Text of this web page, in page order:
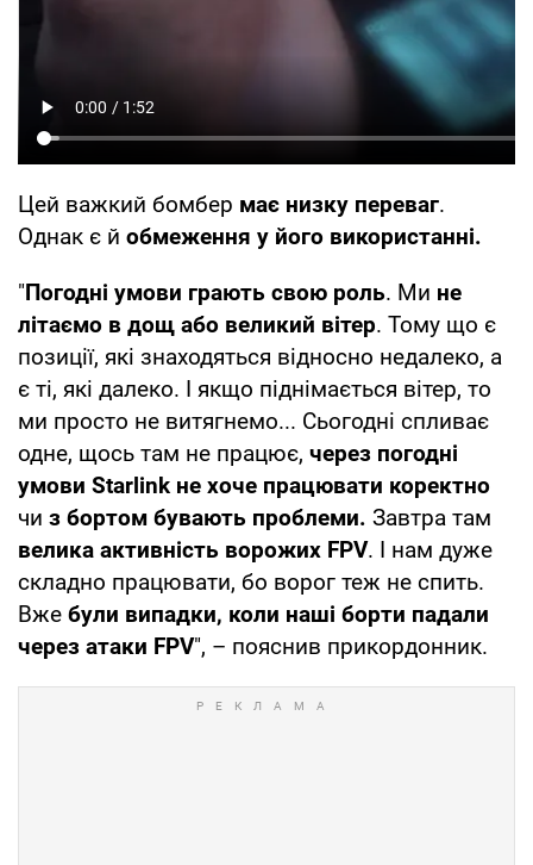
Цей важкий бомбер має низку переваг.
Однак є й обмеження у його використанні.
"Погодні умови грають свою роль. Ми не
літаємо в дощ або великий вітер. Тому що є
позиції, які знаходяться відносно недалеко, а
є ті, які далеко. І якщо піднімається вітер, то
ми просто не витягнемо... Сьогодні спливає
одне, щось там не працює, через погодні
умови Starlink не хоче працювати коректно
чи з бортом бувають проблеми. Завтра там
велика активність ворожих FPV. І нам дуже
складно працювати, бо ворог теж не спить.
Вже були випадки, коли наші борти падали
через атаки FPV", – пояснив прикордонник.